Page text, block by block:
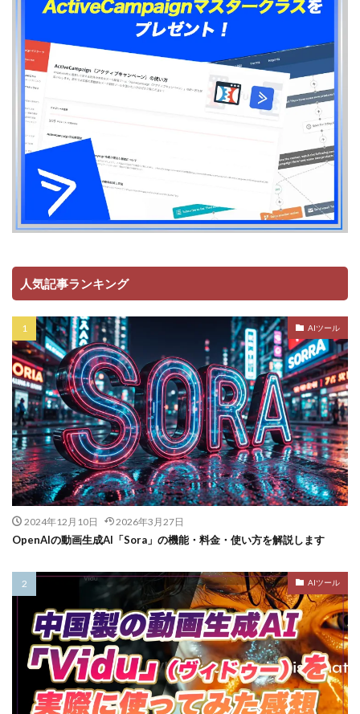
人気記事ランキング
AIツール
2024年12月10日 2026年3月27日
OpenAIの動画生成AI「Sora」の機能・料金・使い方を解説します
AIツール